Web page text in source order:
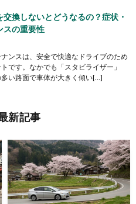
交換しないとどうなるの？症状・
スの重要性
ンスは、安全で快適なドライブのため
です。なかでも「スタビライザー」
い路面で車体が大きく傾い[…]
新記事